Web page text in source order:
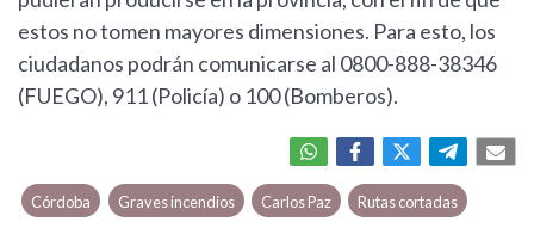
estos no tomen mayores dimensiones. Para esto, los
ciudadanos podrán comunicarse al 0800-888-38346
(FUEGO), 911 (Policía) o 100 (Bomberos).
Córdoba Graves incendios Carlos Paz Rutas cortadas